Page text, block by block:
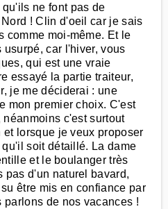
ne font pas de
! Clin d'oeil car je sais
comme moi-même. Et le
car l'hiver, vous
qui est une vraie
essayé la partie traiteur,
je me déciderai : une
mon premier choix. C'est
néanmoins c'est surtout
et lorsque je veux proposer
soit détaillé. La dame
et le boulanger très
pas d'un naturel bavard,
être mis en confiance par
de nos vacances !